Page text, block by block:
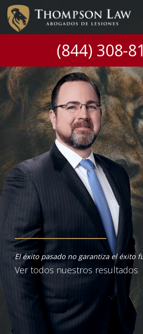
(844) 308-
El éxito pasado no garantiza el éxito
Ver todos nuestros resultados